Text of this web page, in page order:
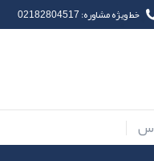
خط ویژه مشاوره: 02182804517
پایگاه دانش